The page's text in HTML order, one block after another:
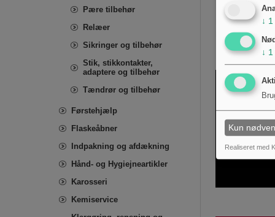
Heat Shrink
Number of poles
Pære tilbehør
Relæer
Sikringer og tilbehør
Stik, stikkontakter,
adaptere og tilbehør
Tændrør og tilbehør
Førstehjælp
Flaskeåbner
Indpakning og afdækning
Hånd- og Hygiejneartikler
Karosseri
Kemiservice
↓ 1
↓ 1
Kun
Realiseret med